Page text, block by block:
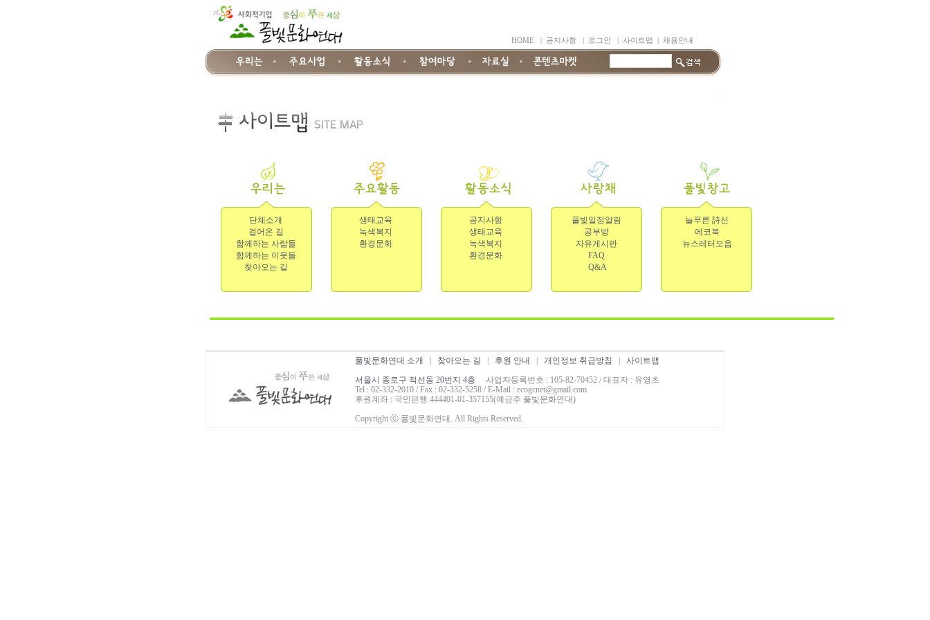
HOME 공지사항 로그인 사이트맵 채용안내
단체소개
걸어온 길
함께하는 사람들
함께하는 이웃들
찾아오는 길
생태교육
녹색복지
환경문화
공지사항
생태교육
녹색복지
환경문화
풀빛일정알림
공부방
자유게시판
FAQ
Q&A
늘푸른 詩선
에코북
뉴스레터모음
풀빛문화연대 소개 찾아오는 길 후원 안내 개인정보 취급방침
사이트맵
서울시 종로구 적선동 20번지 4층 사업자등록번호 : 105-82-70452 / 대표자 : 유영초
Tel : 02-332-2010 / Fax : 02-332-5258 / E-Mail : ecogcnet@gmail.com
후원계좌 : 국민은행 444401-01-357155(예금주 풀빛문화연대)
Copyright ⓒ 풀빛문화연대. All Rights Reserved.